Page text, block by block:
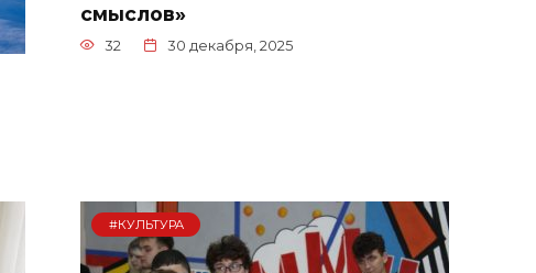
смыслов»
32 30 декабря, 2025
#КУЛЬТУРА